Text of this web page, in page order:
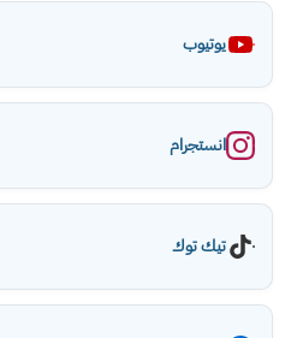
يوتيوب
انستجرام
تيك توك